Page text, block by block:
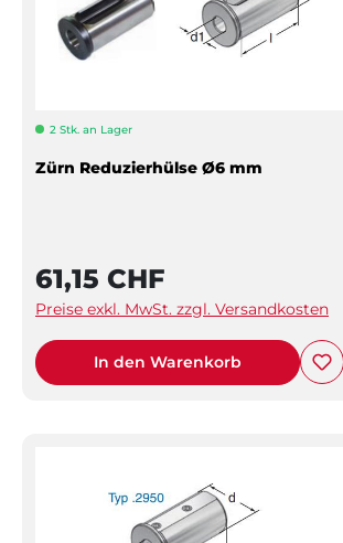
2 Stk. an Lager
Zürn Reduzierhülse Ø6 mm
61,15 CHF
Preise exkl. MwSt. zzgl. Versandkosten
In den Warenkorb